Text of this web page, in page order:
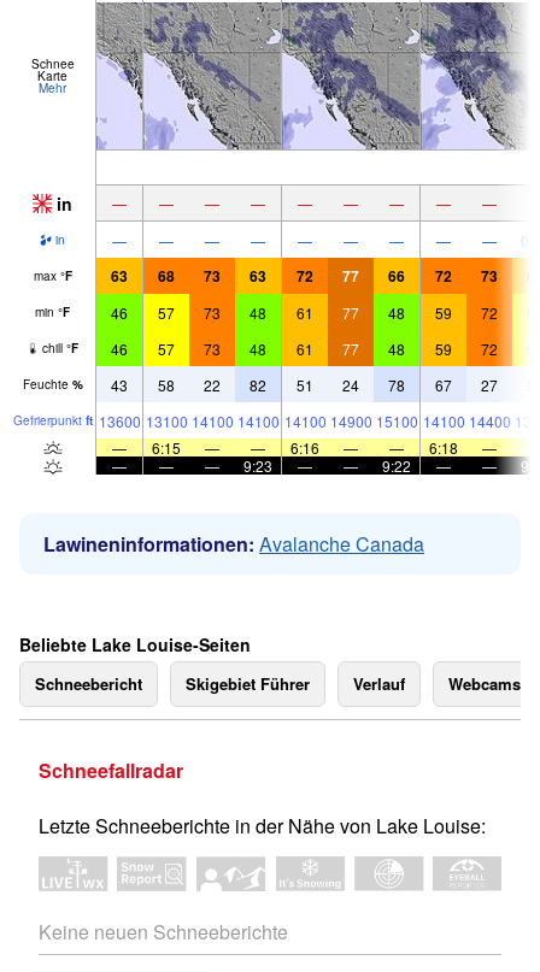
Schnee
Karte
Mehr
in — — — — — — — — —
in — — — — — — — — —
max °F 63 68 73 63 72 77 66 72 73
min °F 46 57 73 48 61 77 48 59 72
chill °F 46 57 73 48 61 77 48 59 72
Feuchte % 43 58 22 82 51 24 78 67 27
Gefrier­punkt ft 13600 13100 14100 14100 14100 14900 15100 14100 14400
—
6:15 — — 6:16 — — 6:18 —
—
— — 9:23 — — 9:22 — —
Lawineninformationen: Avalanche Canada
Beliebte Lake Louise-Seiten
Schneebericht Skigebiet Führer Verlauf Webcams
Schneefallradar
Letzte Schneeberichte in der Nähe von Lake Louise:
Keine neuen Schneeberichte